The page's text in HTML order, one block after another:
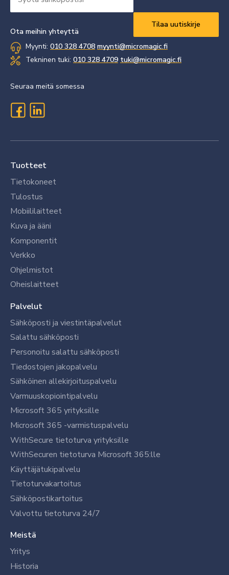
sähköpostisi
Ota meihin yhteyttä
Myynti: 010 328 4708 myynti@micromagic.fi
Tekninen tuki: 010 328 4709 tuki@micromagic.fi
Seuraa meitä somessa
Tuotteet
Tietokoneet
Tulostus
Mobiililaitteet
Kuva ja ääni
Komponentit
Verkko
Ohjelmistot
Oheislaitteet
Palvelut
Sähköposti ja viestintäpalvelut
Salattu sähköposti
Personoitu salattu sähköposti
Tiedostojen jakopalvelu
Sähköinen allekirjoituspalvelu
Varmuuskopiointipalvelu
Microsoft 365 yrityksille
Microsoft 365 -varmistuspalvelu
WithSecure tietoturva yrityksille
WithSecuren tietoturva Microsoft 365:lle
Käyttäjätukipalvelu
Tietoturvakartoitus
Sähköpostikartoitus
Valvottu tietoturva 24/7
Meistä
Yritys
Historia